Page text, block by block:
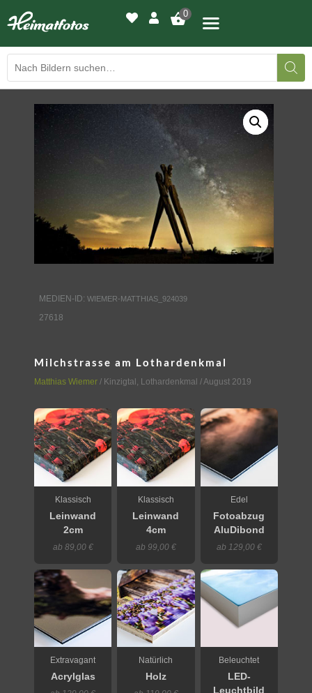
0
BILDERGALERIE
DRUCKQUALITÄTEN
LED-LEUCHTBILDER
WIR DRUCKEN IHR BILD
AUSSTELLUNGEN
KONTAKT
MEDIEN-ID: WIEMER-MATTHIAS_924039
27618
Milchstrasse am Lothardenkmal
Matthias Wiemer / Kinzigtal , Lothardenkmal / August 2019
Klassisch
Leinwand
2cm
ab 89,00 €
Klassisch
Leinwand
4cm
ab 99,00 €
Edel
Fotoabzug
AluDibond
ab 129,00 €
Extravagant
Acrylglas
Natürlich
Holz
Beleuchtet
LED-
Leuchtbild